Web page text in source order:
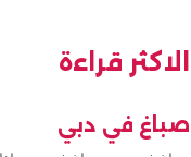
الاكثر قراءة
صباغ في دبي